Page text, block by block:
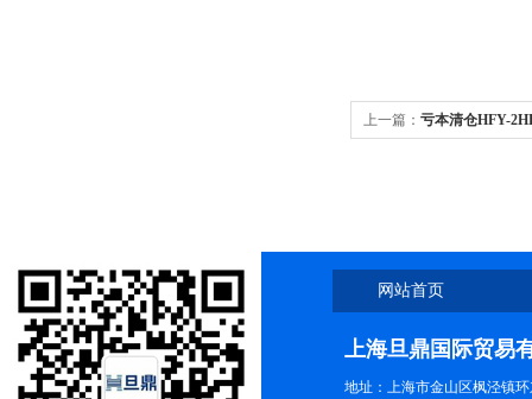
上一篇： 亏本清仓HFY-
网站首页
上海旦鼎国际贸易
地址：上海市金山区枫泾镇